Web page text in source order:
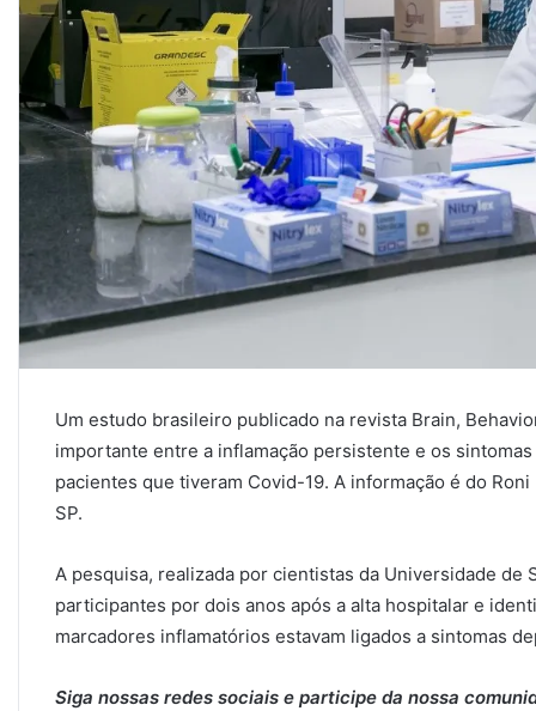
Um estudo brasileiro publicado na revista Brain,
importante entre a inflamação persistente e os
pacientes que tiveram Covid-19. A informação é do
SP.
A pesquisa, realizada por cientistas da Universidade de
participantes por dois anos após a alta hospitalar e
marcadores inflamatórios estavam ligados a sintomas
Siga nossas redes sociais e participe da nossa